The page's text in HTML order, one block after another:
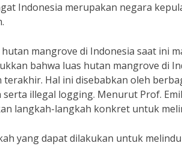
Indonesia merupakan negara
mangrove di Indonesia saat ini
bahwa luas hutan mangrove di
terakhir. Hal ini disebabkan oleh
illegal logging. Menurut Prof.
langkah-langkah konkret untuk
yang dapat dilakukan untuk